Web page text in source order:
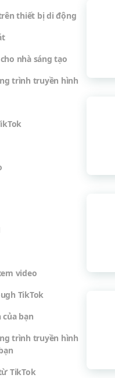
thiết bị di động
nhà sáng tạo
trình truyền hình
video
TikTok
của bạn
trình truyền hình
TikTok